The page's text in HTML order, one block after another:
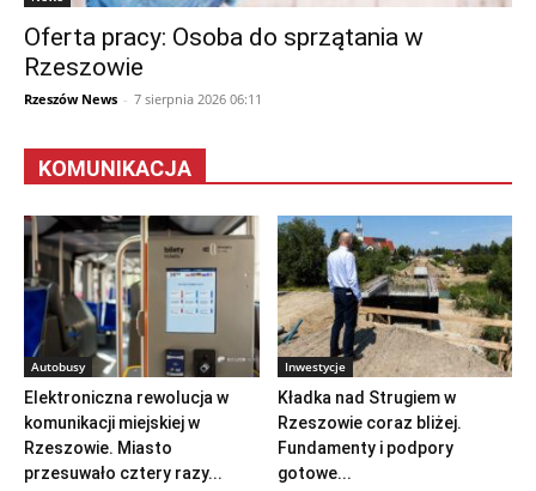
Oferta pracy: Osoba do sprzątania w
Rzeszowie
Rzeszów News - 7 sierpnia 2026 06:11
KOMUNIKACJA
Autobusy
Elektroniczna rewolucja w
komunikacji miejskiej w
Rzeszowie. Miasto
przesuwało cztery razy...
Inwestycje
Kładka nad Strugiem w
Rzeszowie coraz bliżej.
Fundamenty i podpory
gotowe...